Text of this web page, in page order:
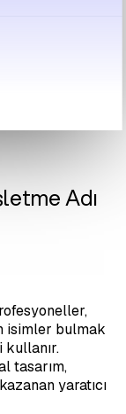
Adı
isimler bulmak
kullanır.
tasarım,
yaratıcı